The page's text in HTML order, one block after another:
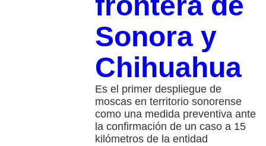
Sonora y
Chihuahua
Es el primer despliegue de
moscas en territorio sonorense
como una medida preventiva ante
la confirmación de un caso a 15
kilómetros de la entidad